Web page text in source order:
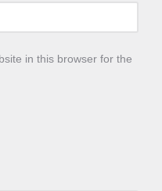
in this browser for the